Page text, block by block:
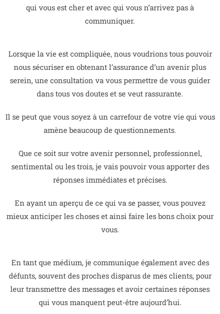
qui vous est cher et avec qui vous n’arrivez pas à
communiquer.
Lorsque la vie est compliquée, nous voudrions tous pouvoir
nous sécuriser en obtenant l’assurance d’un avenir plus
serein, une consultation va vous permettre de vous guider
dans tous vos doutes et se veut rassurante.
Il se peut que vous soyez à un carrefour de votre vie qui vous
amène beaucoup de questionnements.
Que ce soit sur votre avenir personnel, professionnel,
sentimental ou les trois, je vais pouvoir vous apporter des
réponses immédiates et précises.
En ayant un aperçu de ce qui va se passer, vous pouvez
mieux anticiper les choses et ainsi faire les bons choix pour
vous.
En tant que médium, je communique également avec des
défunts, souvent des proches disparus de mes clients, pour
leur transmettre des messages et avoir certaines réponses
qui vous manquent peut-être aujourd’hui.